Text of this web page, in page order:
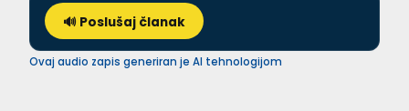
🔊 Poslušaj članak
Ovaj audio zapis generiran je AI tehnologijom